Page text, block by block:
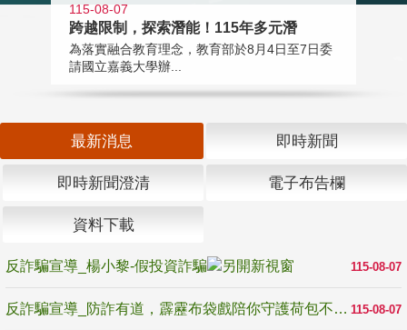
115-08-07
跨越限制，探索潛能！115年多元潛
為落實融合教育理念，教育部於8月4日至7日委
請國立嘉義大學辦...
最新消息 即時新聞
即時新聞澄清 電子布告欄
資料下載
115-08-07
反詐騙宣導_楊小黎-假投資詐騙
115-08-07
反詐騙宣導_防詐有道，霹靂布袋戲陪你守護荷包不受騙